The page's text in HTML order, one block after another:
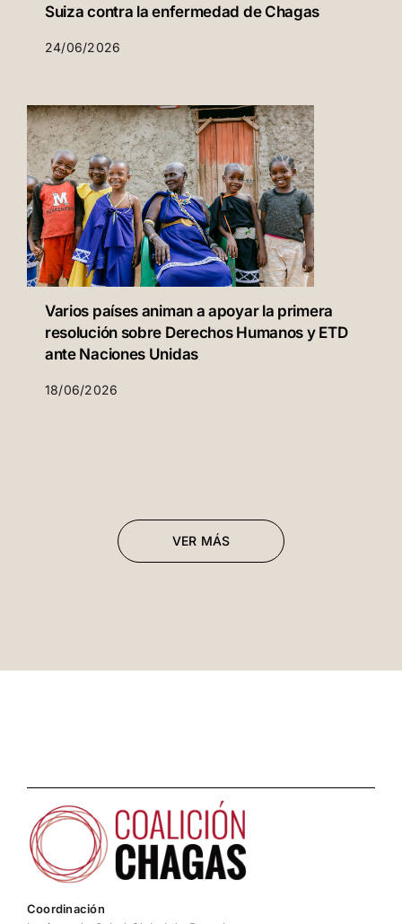
Suiza contra la enfermedad de Chagas
24/06/2026
Varios países animan a apoyar la primera
resolución sobre Derechos Humanos y ETD
ante Naciones Unidas
18/06/2026
VER MÁS
Coordinación